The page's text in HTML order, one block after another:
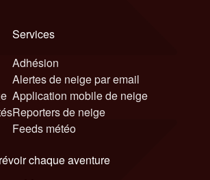
Services
Adhésion
Alertes de neige par email
Application mobile de neige
Reporters de neige
Feeds météo
Prévoir chaque aventure